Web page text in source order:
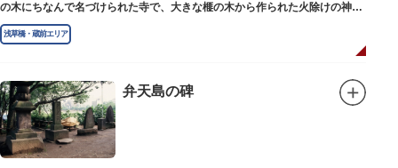
の木にちなんで名づけられた寺で、大きな榧の木から作られた火除けの神、
秋葉権現で知られています。
浅草橋・蔵前エリア
弁天島の碑